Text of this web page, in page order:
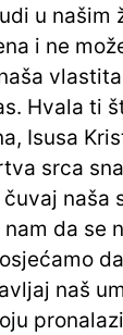
u našim
i ne
Hvala ti
Isusa
srca
naša
da se
naš